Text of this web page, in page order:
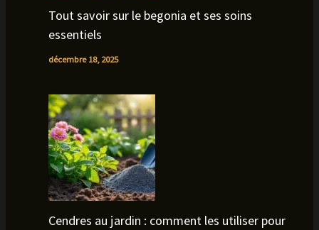
Tout savoir sur le begonia et ses soins
essentiels
décembre 18, 2025
Cendres au jardin : comment les utiliser pour